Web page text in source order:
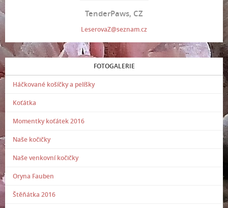
TenderPaws, CZ
LeserovaZ@seznam.cz
FOTOGALERIE
Háčkované košíčky a pelíšky
Koťátka
Momentky koťátek 2016
Naše kočičky
Naše venkovní kočičky
Oryna Fauben
Štěňátka 2016